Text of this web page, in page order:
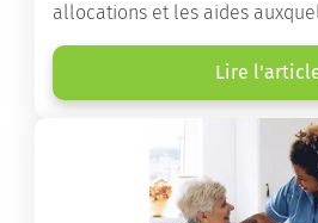
allocations et les aides
âgées ont droit pour financer
de retraite ou un maintien à
Lire